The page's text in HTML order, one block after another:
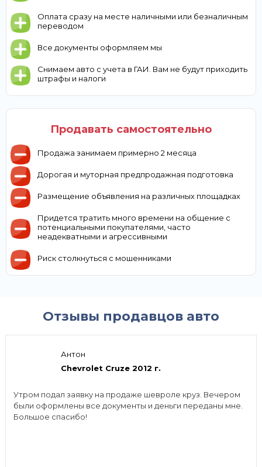
Оплата сразу на месте наличными или безналичным
переводом
Все документы оформляем мы
Снимаем авто с учета в ГАИ. Вам не будут приходить
штрафы и налоги
Продавать самостоятельно
Продажа занимаем примерно 2 месяца
Дорогая и муторная предпродажная подготовка
Размещение объявления на различных площадках
Придется тратить много времени на общение с
потенциальными покупателями, часто
неадекватными и агрессивными
Риск столкнуться с мошенниками
Отзывы продавцов авто
Антон
Chevrolet Cruze 2012 г.
Утром подал заявку на продаже шевроле круз. Вечером
были оформлены все документы и деньги переданы мне.
Большое спасибо!